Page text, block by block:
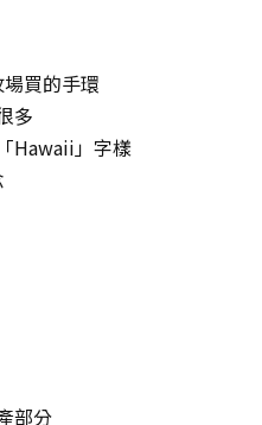
買的手環
多
Hawaii」字樣
部分